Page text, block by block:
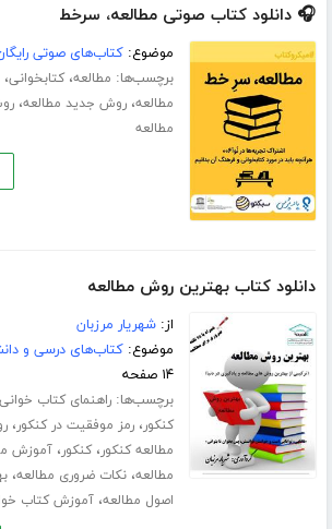
🎧 دانلود کتاب صوتی مطالعه، سرخط
موضوع:کتاب‌های صوتی
برچسب‌ها: مطالعه،کتابخوانی،
مطالعه،روش جدید مطالعه،
مطالعه
دانلود کتاب بهترین روش مطالعه
از:شهریار مرزبان
موضوع:کتاب‌های درسی و
۱۴ صفحه
برچسب‌ها:راهنمای کتاب خوانی
کنکور،رمز موفقیت در کنکور،
مطالعه کنکور،کنکور،آموزش
مطالعه،نکات ضروری مطالعه،
اصول مطالعه،آموزش کتاب